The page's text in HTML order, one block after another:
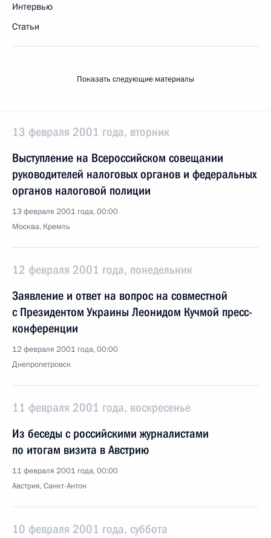
Интервью
Статьи
Показать следующие материалы
13 февраля 2001 года, вторник
Выступление на Всероссийском совещании
руководителей налоговых органов и федеральных
органов налоговой полиции
13 февраля 2001 года, 00:00
Москва, Кремль
12 февраля 2001 года, понедельник
Заявление и ответ на вопрос на совместной
с Президентом Украины Леонидом Кучмой пресс-
конференции
12 февраля 2001 года, 00:00
Днепропетровск
11 февраля 2001 года, воскресенье
Из беседы с российскими журналистами
по итогам визита в Австрию
11 февраля 2001 года, 00:00
Австрия, Санкт-Антон
10 февраля 2001 года, суббота